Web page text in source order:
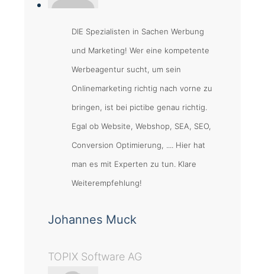
DIE Spezialisten in Sachen Werbung
und Marketing! Wer eine kompetente
Werbeagentur sucht, um sein
Onlinemarketing richtig nach vorne zu
bringen, ist bei pictibe genau richtig.
Egal ob Website, Webshop, SEA, SEO,
Conversion Optimierung, .... Hier hat
man es mit Experten zu tun. Klare
Weiterempfehlung!
Johannes Muck
TOPIX Software AG